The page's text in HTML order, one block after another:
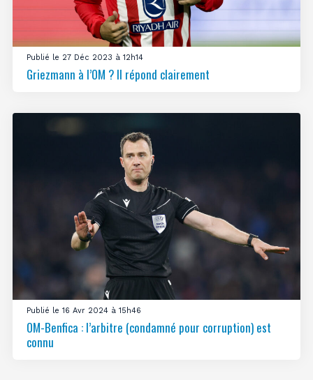
Publié le 27 Déc 2023 à 12h14
Griezmann à l’OM ? Il répond clairement
Publié le 16 Avr 2024 à 15h46
OM-Benfica : l’arbitre (condamné pour corruption) est
connu